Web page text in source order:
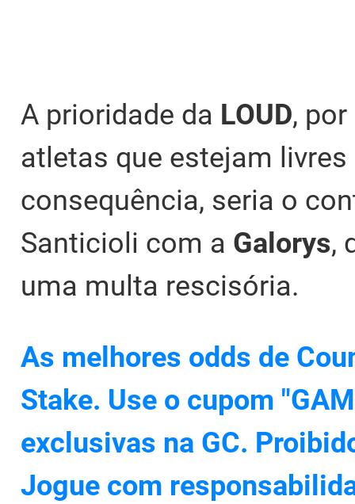
A prioridade da LOUD,
atletas que estejam
consequência, seria o
Santicioli com a Galorys,
uma multa rescisória.
As melhores odds de
Stake. Use o cupom
exclusivas na GC.
Jogue com